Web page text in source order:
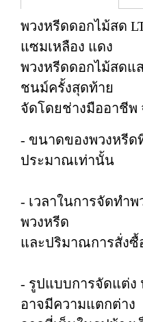
พวงหรีดดอกไม้สด
แซมเหลือง แดง
พวงหรีดดอกไม้สดแ
ชนม์ครั้งสุดท้าย
จัดโดยช่างมืออาชีพ
- ขนาดของพวงหรีด
ประมาณเท่านั้น
- เวลาในการจัดทำ
พวงหรีด
และปริมาณการสั่งซื้
- รูปแบบการจัดแต่
อาจมีความแตกต่าง